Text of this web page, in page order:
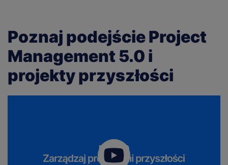
Poznaj podejście Project
Management 5.0 i
projekty przyszłości